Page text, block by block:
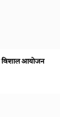
विशाल आयोजन